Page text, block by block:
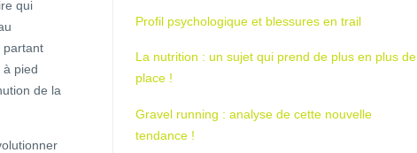
qui
partant
pied
de la
Profil psychologique et blessures en trail
La nutrition : un sujet qui prend de plus en plus de
place !
Gravel running : analyse de cette nouvelle
tendance !